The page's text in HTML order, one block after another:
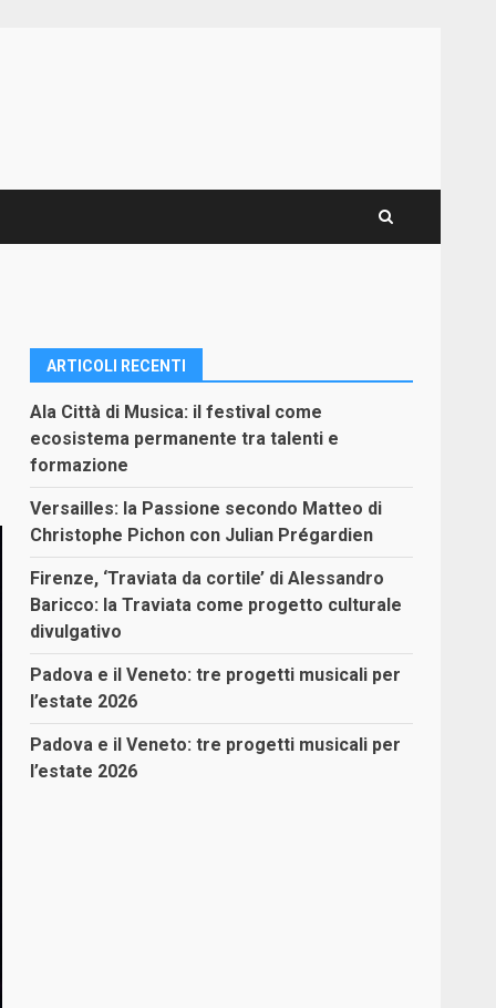
ARTICOLI RECENTI
Ala Città di Musica: il festival come
ecosistema permanente tra talenti e
formazione
Versailles: la Passione secondo Matteo di
Christophe Pichon con Julian Prégardien
Firenze, ‘Traviata da cortile’ di Alessandro
Baricco: la Traviata come progetto culturale
divulgativo
Padova e il Veneto: tre progetti musicali per
l’estate 2026
Padova e il Veneto: tre progetti musicali per
l’estate 2026